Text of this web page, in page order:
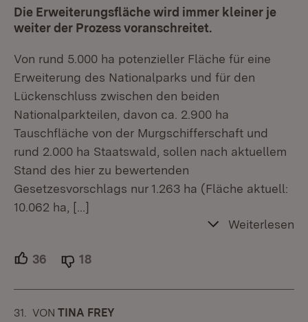
Die Erweiterungsfläche wird immer kleiner je
weiter der Prozess voranschreitet.
Von rund 5.000 ha potenzieller Fläche für eine
Erweiterung des Nationalparks und für den
Lückenschluss zwischen den beiden
Nationalparkteilen, davon ca. 2.900 ha
Tauschfläche von der Murgschifferschaft und
rund 2.000 ha Staatswald, sollen nach aktuellem
Stand des hier zu bewertenden
Gesetzesvorschlags nur 1.263 ha (Fläche aktuell:
10.062 ha, […]
Weiterlesen
36 Unterstützer.
18
31. KOMMENTAR
VON :TINA FREY